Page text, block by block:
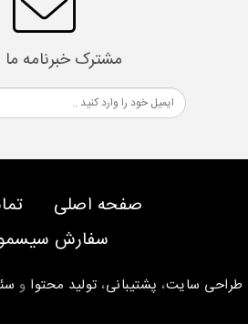
مشترک خبرنامه
صفحه اصلی
سفارش
طراحی سایت، پشتیبانی، تولید محتوا و